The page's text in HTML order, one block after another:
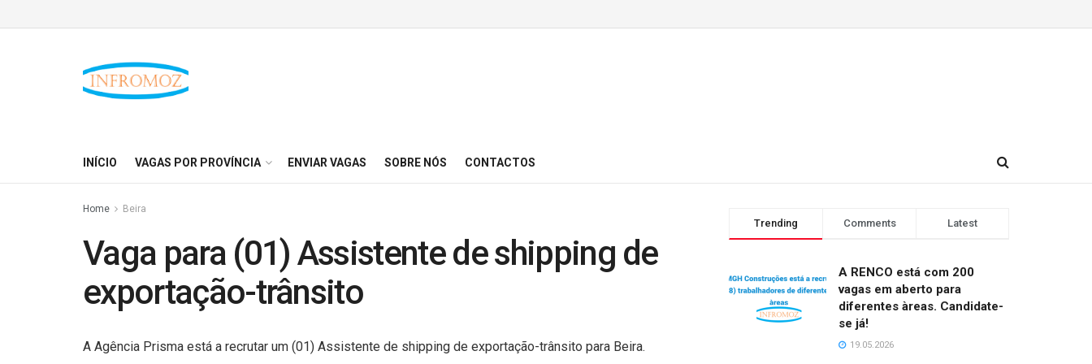
INÍCIO VAGAS POR PROVÍNCIA ENVIAR VAGAS SOBRE NÓS CONTACTOS
Home Beira
Vaga para (01) Assistente de shipping de
exportação-trânsito
A Agência Prisma está a recrutar um (01) Assistente de shipping de exportação-trânsito para Beira.
Trending Comments Latest
A RENCO está com 200
vagas em aberto para
diferentes àreas. Candidate-
se já!
19.05.2026